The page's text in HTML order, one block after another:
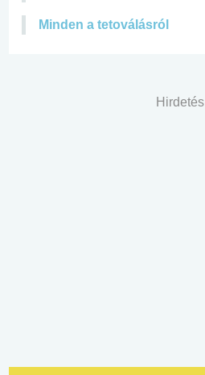
Minden a tetoválásról
Hirdetés